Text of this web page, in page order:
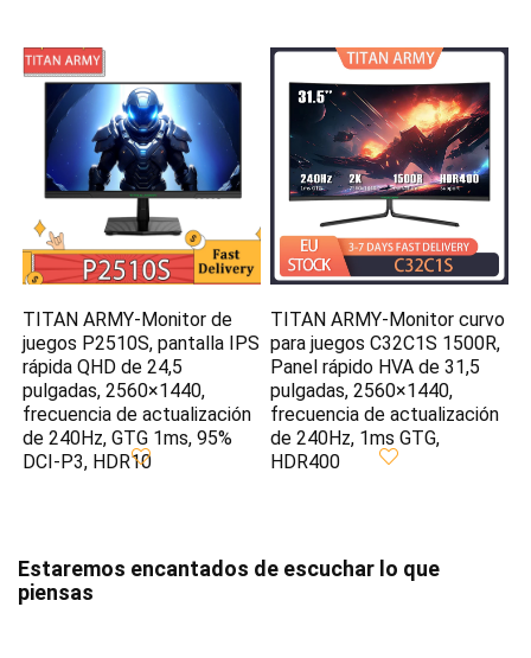
TITAN ARMY-Monitor de
juegos P2510S, pantalla IPS
rápida QHD de 24,5
pulgadas, 2560×1440,
frecuencia de actualización
de 240Hz, GTG 1ms, 95%
DCI-P3, HDR10
TITAN ARMY-Monitor curvo
para juegos C32C1S 1500R,
Panel rápido HVA de 31,5
pulgadas, 2560×1440,
frecuencia de actualización
de 240Hz, 1ms GTG,
HDR400
Estaremos encantados de escuchar lo que
piensas